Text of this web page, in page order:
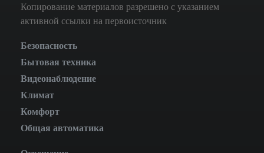
Копирование материалов разрешено с указанием
активной ссылки на первоисточник
Безопасность
Бытовая техника
Видеонаблюдение
Климат
Комфорт
Общая автоматика